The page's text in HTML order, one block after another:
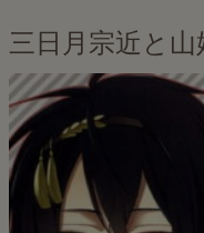
三日月宗近と